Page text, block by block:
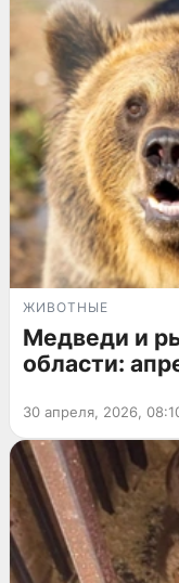
ЖИВОТНЫЕ
Медведи и
области:
30 апреля, 2026,